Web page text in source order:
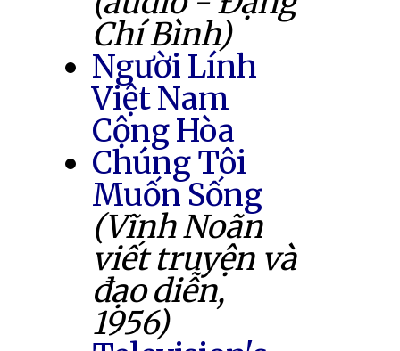
Chí Bình)
Người Lính
Việt Nam
Cộng Hòa
Chúng Tôi
Muốn Sống
(Vĩnh Noãn
viết truyện và
đạo diễn,
1956)